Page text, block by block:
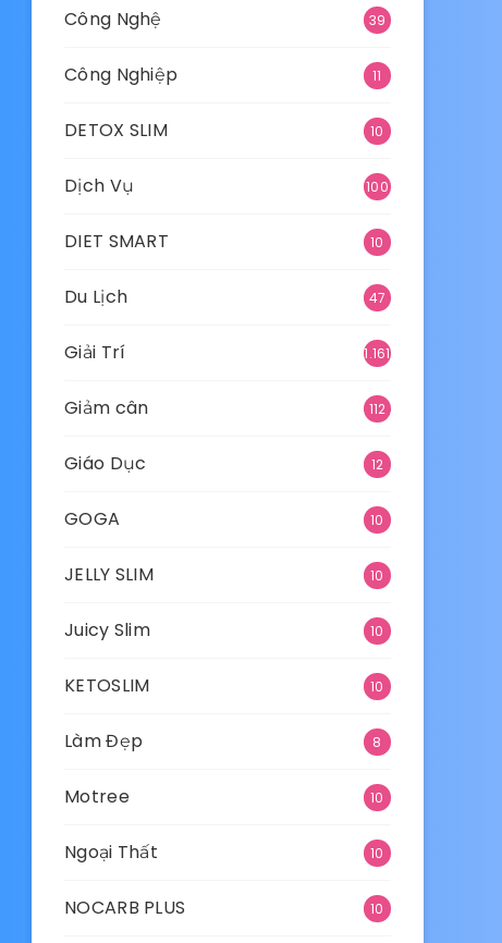
Công Nghệ 39
Công Nghiệp 11
DETOX SLIM 10
Dịch Vụ 100
DIET SMART 10
Du Lịch 47
Giải Trí 1.161
Giảm cân 112
Giáo Dục 12
GOGA 10
JELLY SLIM 10
Juicy Slim 10
KETOSLIM 10
Làm Đẹp 8
Motree 10
Ngoại Thất 10
NOCARB PLUS 10